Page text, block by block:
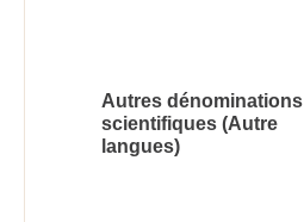
Autres dénominations
scientifiques (Autre
langues)